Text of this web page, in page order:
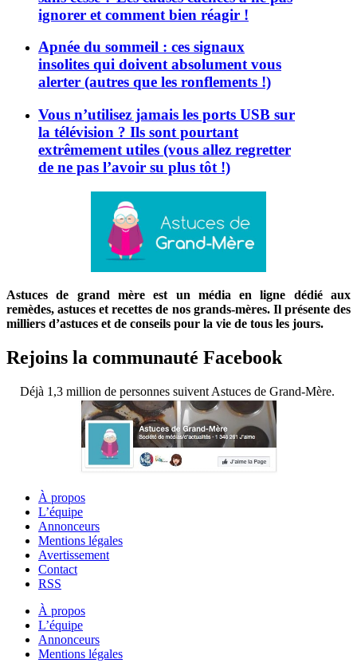
ignorer et comment bien réagir !
Apnée du sommeil : ces signaux
insolites qui doivent absolument vous
alerter (autres que les ronflements !)
Vous n’utilisez jamais les ports USB sur
la télévision ? Ils sont pourtant
extrêmement utiles (vous allez regretter
de ne pas l’avoir su plus tôt !)
Astuces de grand mère est un média en ligne dédié aux
remèdes, astuces et recettes de nos grands-mères. Il présente des
milliers d’astuces et de conseils pour la vie de tous les jours.
Rejoins la communauté Facebook
Déjà 1,3 million de personnes suivent Astuces de Grand-Mère.
À propos
L’équipe
Annonceurs
Mentions légales
Avertissement
Contact
RSS
À propos
L’équipe
Annonceurs
Mentions légales